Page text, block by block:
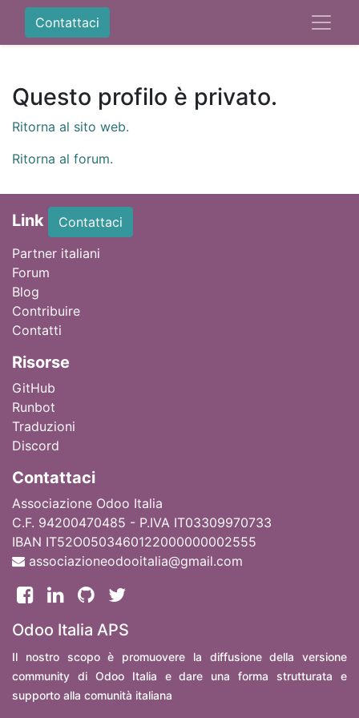
Contattaci
Questo profilo è privato.
Ritorna al sito web.
Ritorna al forum.
Link
Contattaci
Partner italiani
Forum
Blog
Contribuire
Contatti
Risorse
GitHub
Runbot
Traduzioni
Discord
Contattaci
Associazione Odoo Italia
C.F. 94200470485 - P.IVA IT03309970733
IBAN IT52O0503460122000000002555
associazioneodooitalia@gmail.com
Odoo Italia APS
Il nostro scopo è promuovere la diffusione della versione
community di Odoo Italia e dare una forma strutturata e
supporto alla comunità italiana